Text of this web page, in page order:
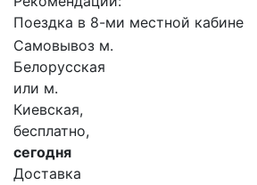
Поездка в 8-ми местной кабине
Самовывоз м.
Белорусская
или м.
Киевская,
бесплатно,
сегодня
Доставка